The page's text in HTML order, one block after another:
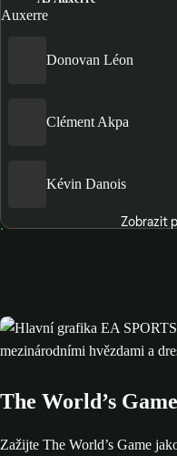
Donovan Léon
Clément Akpa
Kévin Danois
Zobrazit
The World’s Game
Zažijte The World’s Game